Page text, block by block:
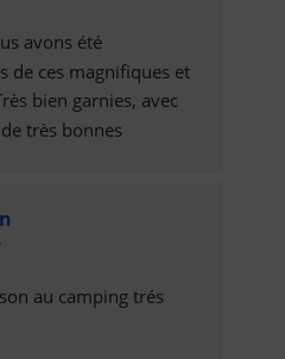
avons été
de ces magnifiques et
bien garnies, avec
très bonnes
à l’heure, tout
et Bravo à
sommes de
bien
pas à
au camping trés